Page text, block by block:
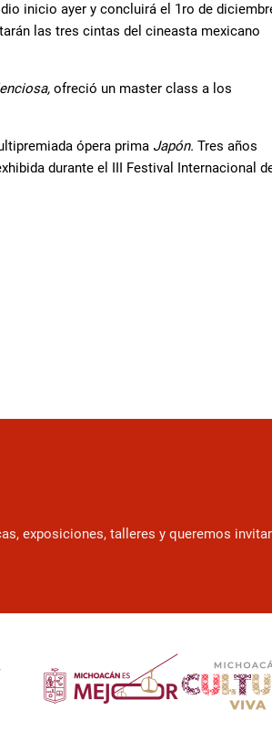
inicio ayer y concluirá el 1ro de
las tres cintas del cineasta mexicano
ofreció un master class a los
ópera prima Japón. Tres años
durante el III Festival Internacional
exposiciones, talleres y queremos